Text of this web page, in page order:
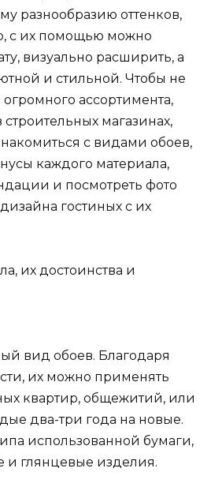
разнообразию оттенков,
с их помощью можно
визуально расширить, а
и стильной. Чтобы не
ассортимента,
магазинах,
с видами обоев,
каждого материала,
и посмотреть фото
гостиных с их
их достоинства и
вид обоев. Благодаря
их можно применять
квартир, общежитий, или
два-три года на новые.
использованной бумаги,
и глянцевые изделия.